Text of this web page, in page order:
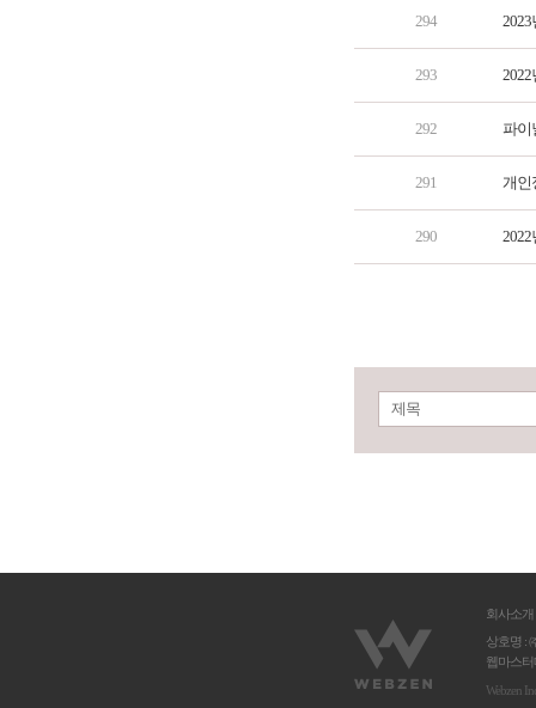
294 2023
293 2022
292 파이
291 개인
290 2022
제목
회사소개
상호명 :
웹마스
Webzen